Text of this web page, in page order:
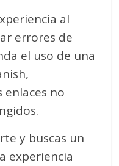
al
errores de
el uso de una
enlaces no
y buscas un
experiencia